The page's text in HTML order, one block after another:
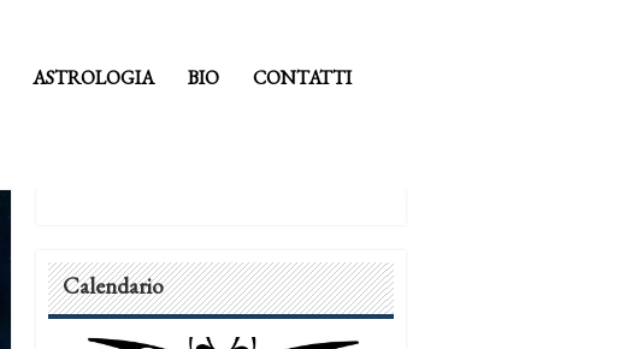
ASTROLOGIA BIO CONTATTI
Calendario